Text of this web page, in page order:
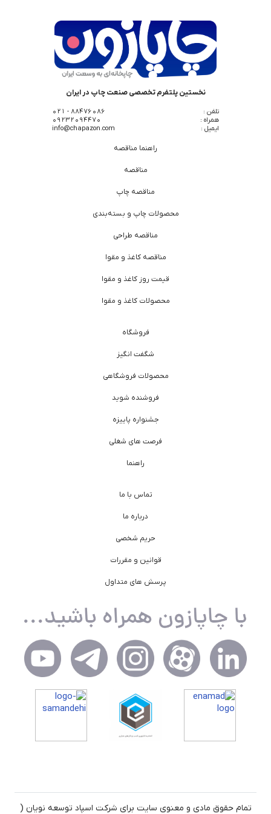
نخستین پلتفرم تخصصی صنعت چاپ در ایران
تلفن :
88476086 - 021
همراه :
09232094470
ایمیل :
info@chapazon.com
راهنما مناقصه
مناقصه
مناقصه چاپ
محصولات چاپ و بسته‌بندی
مناقصه طراحی
مناقصه کاغذ و مقوا
قیمت روز کاغذ و مقوا
محصولات کاغذ و مقوا
فروشگاه
شگفت انگیز
محصولات فروشگاهی
فروشنده شوید
جشنواره پاییزه
فرصت های شغلی
راهنما
تماس با ما
درباره ما
حریم شخصی
قوانین و مقررات
پرسش های متداول
تمام حقوق مادی و معنوی سایت برای شرکت اسپاد توسعه نویان (